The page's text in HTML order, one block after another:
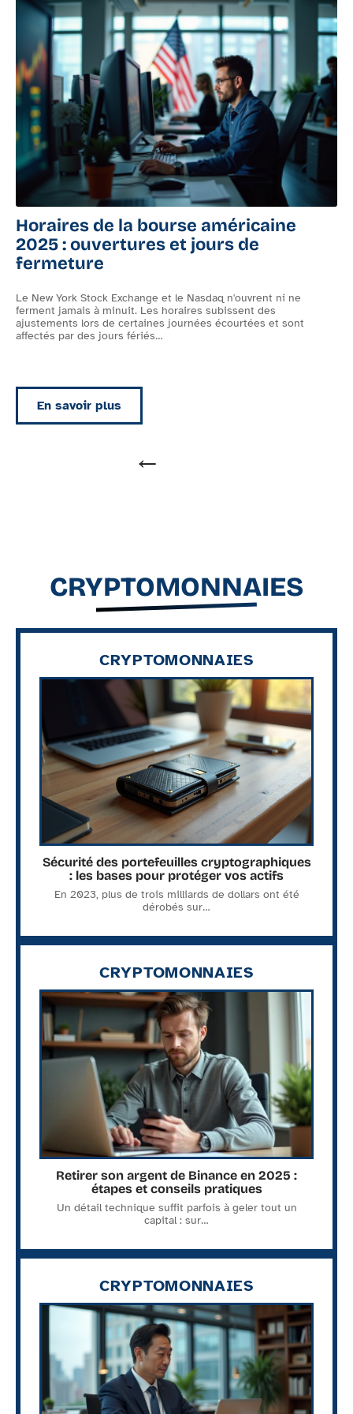
Assurance vie : durée idéale et conseils
pratiques pour bien choisir
Horaires de la bourse américaine
2025 : ouvertures et jours de
fermeture
Le New York Stock Exchange et le Nasdaq n'ouvrent ni ne
ferment jamais à minuit. Les horaires subissent des
ajustements lors de certaines journées écourtées et sont
affectés par des jours fériés…
En savoir plus
CRYPTOMONNAIES
CRYPTOMONNAIES
Sécurité des portefeuilles cryptographiques
: les bases pour protéger vos actifs
En 2023, plus de trois milliards de dollars ont été
dérobés sur…
CRYPTOMONNAIES
Retirer son argent de Binance en 2025 :
étapes et conseils pratiques
Un détail technique suffit parfois à geler tout un
capital : sur…
CRYPTOMONNAIES